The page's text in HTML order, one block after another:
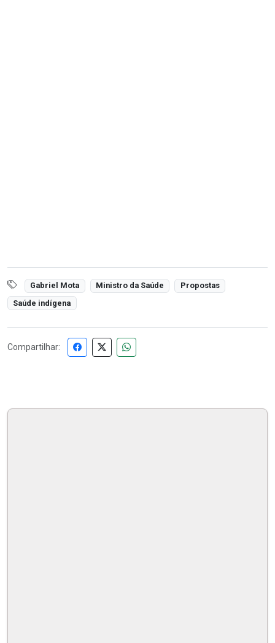
Gabriel Mota Ministro da Saúde
Propostas
Saúde indígena
Compartilhar: